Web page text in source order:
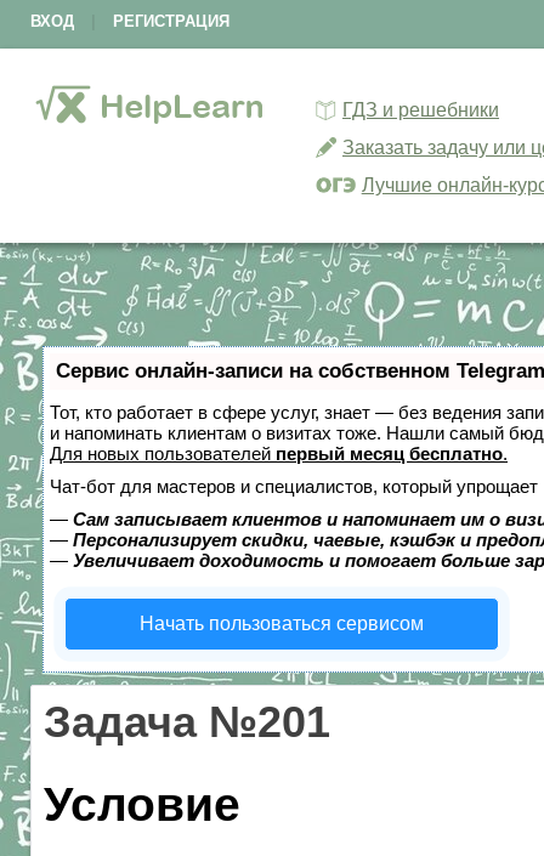
ВХОД РЕГИСТРАЦИЯ
ГДЗ и решебники
Заказать задачу или
Лучшие онлайн-
Сервис онлайн-записи на собственном
Тот, кто работает в сфере услуг, знает — без ведения
и напоминать клиентам о визитах тоже. Нашли самый
Для новых пользователей первый месяц бесплатно.
Чат-бот для мастеров и специалистов, который упрощает
— Сам записывает клиентов и напоминает им о
— Персонализирует скидки, чаевые, кэшбэк и
— Увеличивает доходимость и помогает больше
Начать пользоваться сервисом
Задача №201
Условие